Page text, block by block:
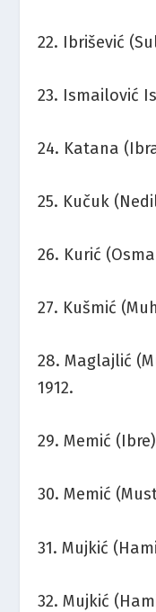
22. Ibrišević
23. Ismailović
24. Katana
25. Kučuk
26. Kurić
27. Kušmić
28. Maglajlić
1912.
29. Memić
30. Memić
31. Mujkić
32. Mujkić